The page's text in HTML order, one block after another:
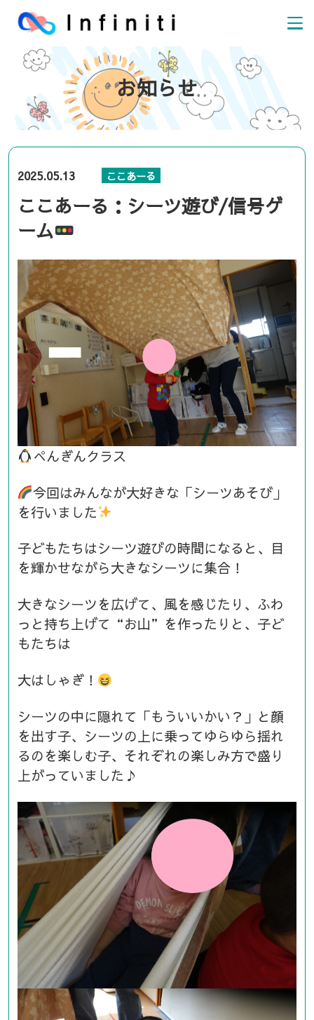
お知らせ
2025.05.13 ここあーる
ここあーる：シーツ遊び/信号ゲ
ーム
ぺんぎんクラス
今回はみんなが大好きな「シーツあそび」
を行いました
子どもたちはシーツ遊びの時間になると、目
を輝かせながら大きなシーツに集合！
大きなシーツを広げて、風を感じたり、ふわ
っと持ち上げて“お山”を作ったりと、子ど
もたちは
大はしゃぎ！
シーツの中に隠れて「もういいかい？」と顔
を出す子、シーツの上に乗ってゆらゆら揺れ
るのを楽しむ子、それぞれの楽しみ方で盛り
上がっていました♪